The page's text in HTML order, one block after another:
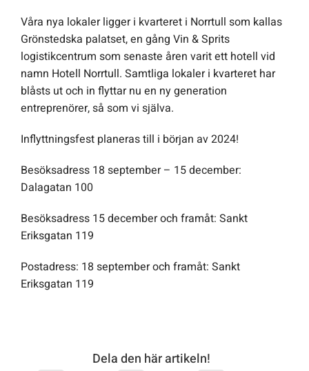
Våra nya lokaler ligger i kvarteret i Norrtull som kallas
Grönstedska palatset, en gång Vin & Sprits
logistikcentrum som senaste åren varit ett hotell vid
namn Hotell Norrtull. Samtliga lokaler i kvarteret har
blåsts ut och in flyttar nu en ny generation
entreprenörer, så som vi själva.
Inflyttningsfest planeras till i början av 2024!
Besöksadress 18 september – 15 december:
Dalagatan 100
Besöksadress 15 december och framåt: Sankt
Eriksgatan 119
Postadress: 18 september och framåt: Sankt
Eriksgatan 119
Dela den här artikeln!